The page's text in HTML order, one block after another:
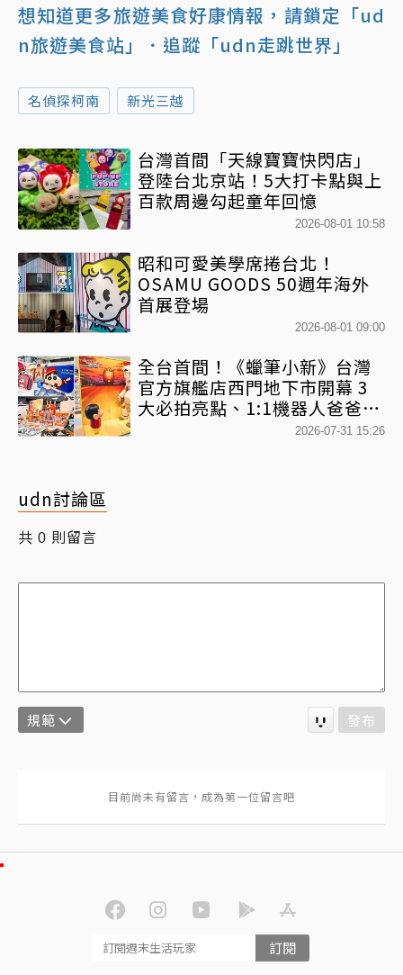
想知道更多旅遊美食好康情報，請鎖定「ud
n旅遊美食站」
．追蹤「udn走跳世界」
名偵探柯南 新光三越
台灣首間「天線寶寶快閃店」
登陸台北京站！5大打卡點與上
百款周邊勾起童年回憶
2026-08-01 10:58
昭和可愛美學席捲台北！
OSAMU GOODS 50週年海外
首展登場
2026-08-01 09:00
全台首間！《蠟筆小新》台灣
官方旗艦店西門地下市開幕 3
大必拍亮點、1:1機器人爸爸、
百款日本直送周邊快搶2026-07-31 15:26
udn討論區
共 0 則留言
規範 發布
訂閱